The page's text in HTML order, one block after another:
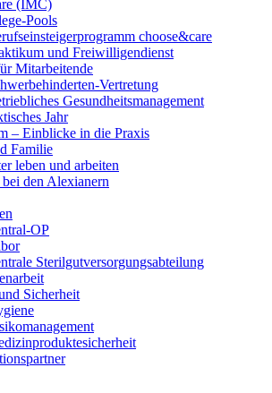
(IMC)
Pools
choose&care
und Freiwilligendienst
Mitarbeitende
Vertretung
Gesundheitsmanagement
Jahr
– Einblicke in die Praxis
Familie
leben und arbeiten
den Alexianern
OP
Sterilgutversorgungsabteilung
Sicherheit